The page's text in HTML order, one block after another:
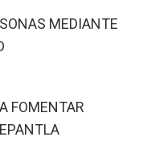
MEDIANTE
FOMENTAR